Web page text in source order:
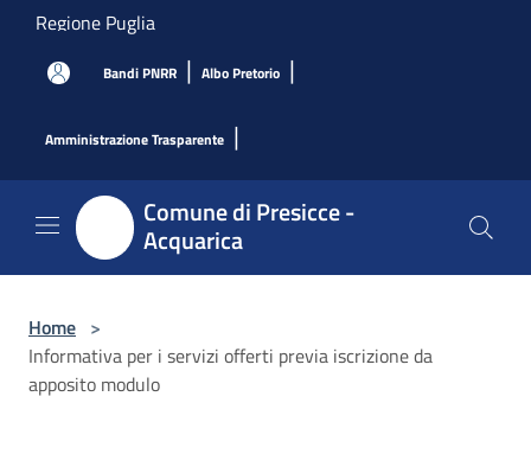
Salta al contenuto principale
Regione Puglia
Bandi PNRR | Albo Pretorio |
Amministrazione Trasparente |
Comune di Presicce -
Acquarica
Home >
Informativa per i servizi offerti previa iscrizione da
apposito modulo